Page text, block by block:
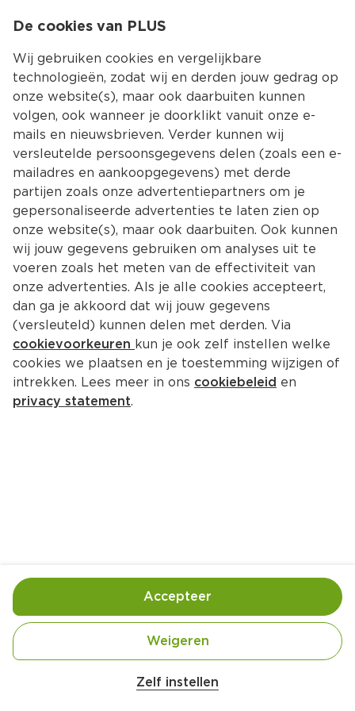
Kies jouw
500 gram pangasiusfilets
1 pakje groene currypasta
450 gram tuinerwten (diepvries)
De cookies van PLUS
Wij gebruiken cookies en vergelijkbare
technologieën, zodat wij en derden jouw gedrag op
onze website(s), maar ook daarbuiten kunnen
volgen, ook wanneer je doorklikt vanuit onze e-
mails en nieuwsbrieven. Verder kunnen wij
versleutelde persoonsgegevens delen (zoals een e-
mailadres en aankoopgegevens) met derde
partijen zoals onze advertentiepartners om je
gepersonaliseerde advertenties te laten zien op
onze website(s), maar ook daarbuiten. Ook kunnen
wij jouw gegevens gebruiken om analyses uit te
voeren zoals het meten van de effectiviteit van
onze advertenties. Als je alle cookies accepteert,
dan ga je akkoord dat wij jouw gegevens
(versleuteld) kunnen delen met derden. Via
cookievoorkeuren kun je ook zelf instellen welke
cookies we plaatsen en je toestemming wijzigen of
intrekken. Lees meer in ons cookiebeleid en
privacy statement.
Zelf instellen
Weigeren
Accepteer